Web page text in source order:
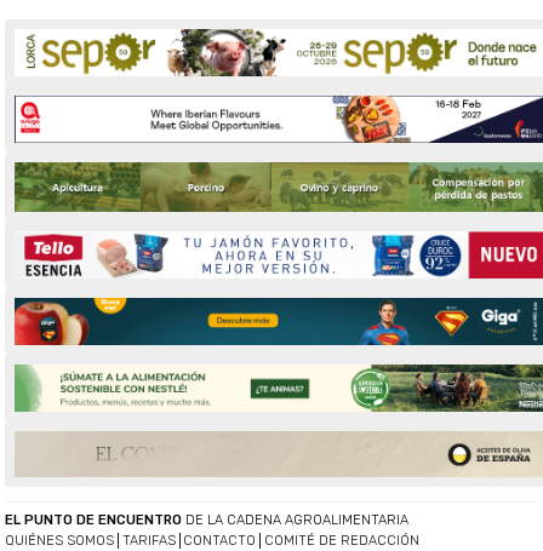
QUIÉNES SOMOS TARIFAS CONTACTO COMITÉ DE REDACCIÓN
EL PUNTO DE ENCUENTRO DE LA CADENA AGROALIMENTARIA